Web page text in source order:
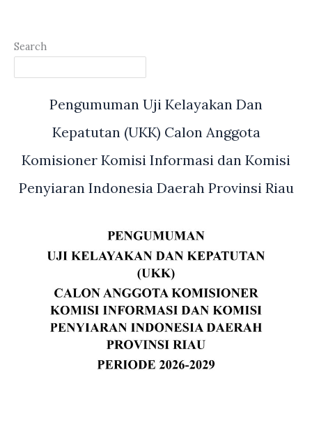
Search
Pengumuman Uji Kelayakan Dan
Kepatutan (UKK) Calon Anggota
Komisioner Komisi Informasi dan Komisi
Penyiaran Indonesia Daerah Provinsi Riau